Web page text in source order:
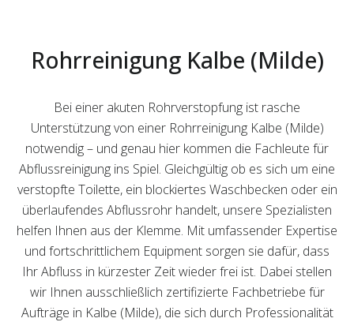
Rohrreinigung Kalbe (Milde)
Bei einer akuten Rohrverstopfung ist rasche
Unterstützung von einer Rohrreinigung Kalbe (Milde)
notwendig – und genau hier kommen die Fachleute für
Abflussreinigung ins Spiel. Gleichgültig ob es sich um eine
verstopfte Toilette, ein blockiertes Waschbecken oder ein
überlaufendes Abflussrohr handelt, unsere Spezialisten
helfen Ihnen aus der Klemme. Mit umfassender Expertise
und fortschrittlichem Equipment sorgen sie dafür, dass
Ihr Abfluss in kürzester Zeit wieder frei ist. Dabei stellen
wir Ihnen ausschließlich zertifizierte Fachbetriebe für
Aufträge in Kalbe (Milde), die sich durch Professionalität